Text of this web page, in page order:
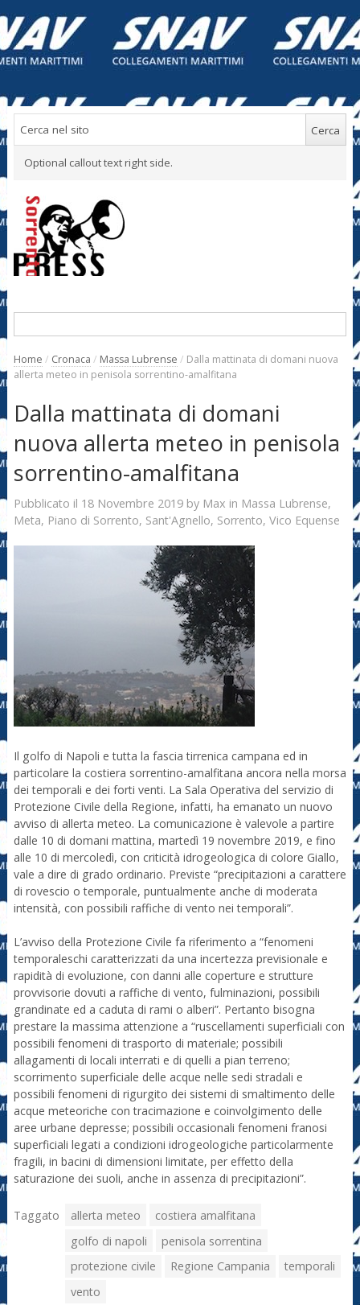
Optional callout text right side.
Home / Cronaca / Massa Lubrense / Dalla mattinata di domani nuova
allerta meteo in penisola sorrentino-amalfitana
Dalla mattinata di domani
nuova allerta meteo in penisola
sorrentino-amalfitana
Pubblicato il 18 Novembre 2019by Max in Massa Lubrense,
Meta, Piano di Sorrento, Sant'Agnello, Sorrento, Vico Equense
Il golfo di Napoli e tutta la fascia tirrenica campana ed in
particolare la costiera sorrentino-amalfitana ancora nella morsa
dei temporali e dei forti venti. La Sala Operativa del servizio di
Protezione Civile della Regione, infatti, ha emanato un nuovo
avviso di allerta meteo. La comunicazione è valevole a partire
dalle 10 di domani mattina, martedì 19 novembre 2019, e fino
alle 10 di mercoledì, con criticità idrogeologica di colore Giallo,
vale a dire di grado ordinario. Previste “precipitazioni a carattere
di rovescio o temporale, puntualmente anche di moderata
intensità, con possibili raffiche di vento nei temporali”.
L’avviso della Protezione Civile fa riferimento a “fenomeni
temporaleschi caratterizzati da una incertezza previsionale e
rapidità di evoluzione, con danni alle coperture e strutture
provvisorie dovuti a raffiche di vento, fulminazioni, possibili
grandinate ed a caduta di rami o alberi”. Pertanto bisogna
prestare la massima attenzione a “ruscellamenti superficiali con
possibili fenomeni di trasporto di materiale; possibili
allagamenti di locali interrati e di quelli a pian terreno;
scorrimento superficiale delle acque nelle sedi stradali e
possibili fenomeni di rigurgito dei sistemi di smaltimento delle
acque meteoriche con tracimazione e coinvolgimento delle
aree urbane depresse; possibili occasionali fenomeni franosi
superficiali legati a condizioni idrogeologiche particolarmente
fragili, in bacini di dimensioni limitate, per effetto della
saturazione dei suoli, anche in assenza di precipitazioni”.
Taggato allerta meteo
costiera amalfitana
golfo di napoli
penisola sorrentina
protezione civile
Regione Campania
temporali
vento